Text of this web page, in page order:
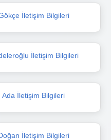
İletişim Bilgileri
İletişim Bilgileri
Ada İletişim Bilgileri
İletişim Bilgileri